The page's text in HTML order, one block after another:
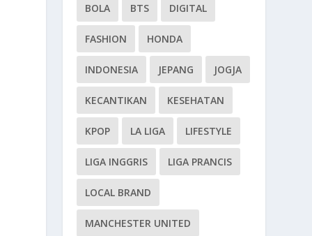
BOLA BTS DIGITAL
FASHION HONDA
INDONESIA JEPANG JOGJA
KECANTIKAN KESEHATAN
KPOP LA LIGA LIFESTYLE
LIGA INGGRIS LIGA PRANCIS
LOCAL BRAND
MANCHESTER UNITED